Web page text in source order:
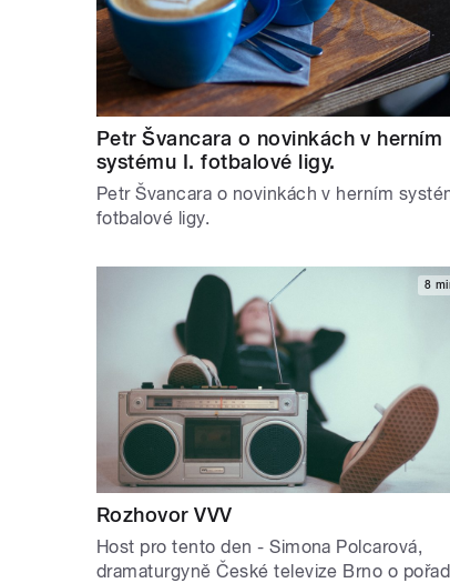
Petr Švancara o novinkách v herním
systému I. fotbalové ligy.
Petr Švancara o novinkách v herním
fotbalové ligy.
8
Rozhovor VVV
Host pro tento den - Simona Polcarová,
dramaturgyně České televize Brno o